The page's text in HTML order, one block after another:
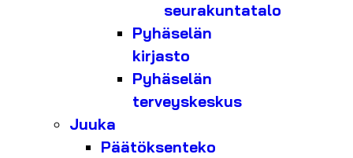
seurakuntatalo
Pyhäselän
kirjasto
Pyhäselän
terveyskeskus
Juuka
Päätöksenteko